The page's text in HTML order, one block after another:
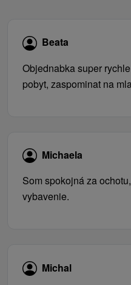
Beata
Objednabka super
pobyt, zaspominat na
Michaela
Som spokojná za
vybavenie.
Michal